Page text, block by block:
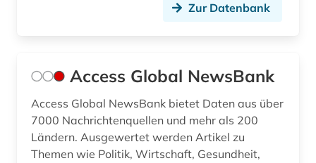
demographische entwicklung (1)
demokratie (1)
Zur Datenbank
Access Global NewsBank
Access Global NewsBank bietet Daten aus über
7000 Nachrichtenquellen und mehr als 200
Ländern. Ausgewertet werden Artikel zu
Themen wie Politik, Wirtschaft, Gesundheit,